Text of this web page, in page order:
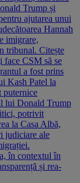
Trump și
ajutarea unui
Hannah
imigrare,
tribunal. Citește
face CSM să se
a fost prins
Kash Patel la
puternice
lui Donald Trump
potrivit
la Casa Albă,
judiciare ale
în contextul în
și rea-